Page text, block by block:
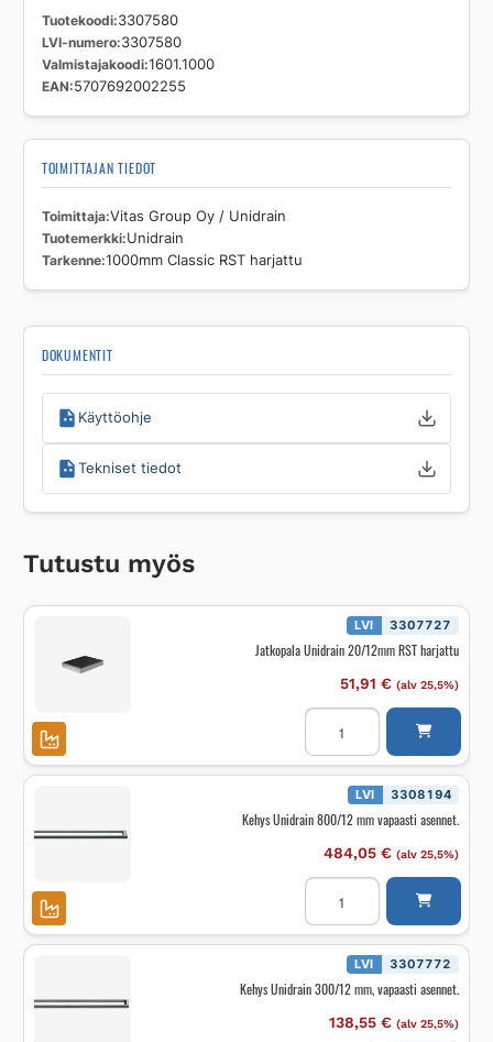
Tuotekoodi 3307580
LVI-numero 3307580
Valmistajakoodi 1601.1000
EAN 5707692002255
TOIMITTAJAN TIEDOT
Toimittaja Vitas Group Oy / Unidrain
Tuotemerkki Unidrain
Tarkenne 1000mm Classic RST harjattu
DOKUMENTIT
Käyttöohje
Tekniset tiedot
Tutustu myös
LVI 3307727
Jatkopala Unidrain 20/12mm RST harjattu
51,91 € (alv 25,5%)
Jatkopala
Unidrain
20/12mm
RST
harjattu
määrä LVI 3308194
Kehys Unidrain 800/12 mm vapaasti asennet.
484,05 € (alv 25,5%)
Kehys
Unidrain
800/12
mm
vapaasti
asennet.
määrä
LVI 3307772
Kehys Unidrain 300/12 mm, vapaasti asennet.
138,55 € (alv 25,5%)